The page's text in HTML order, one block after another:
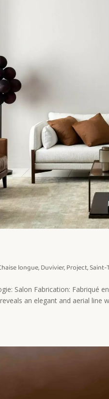
longue,Duvivier,Project,
Salon Fabrication: Fabriqué
an elegant and aerial line